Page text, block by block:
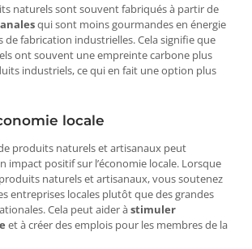
naturels sont souvent fabriqués à partir de
qui sont moins gourmandes en énergie
de fabrication industrielles. Cela signifie que
ont souvent une empreinte carbone plus
industriels, ce qui en fait une option plus
locale
produits naturels et artisanaux peut
impact positif sur l’économie locale. Lorsque
naturels et artisanaux, vous soutenez
entreprises locales plutôt que des grandes
Cela peut aider àstimuler
et à créer des emplois pour les membres de la